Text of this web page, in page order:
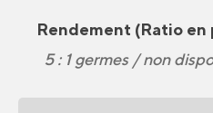
Rendement (Ratio en
5 : 1 germes / non